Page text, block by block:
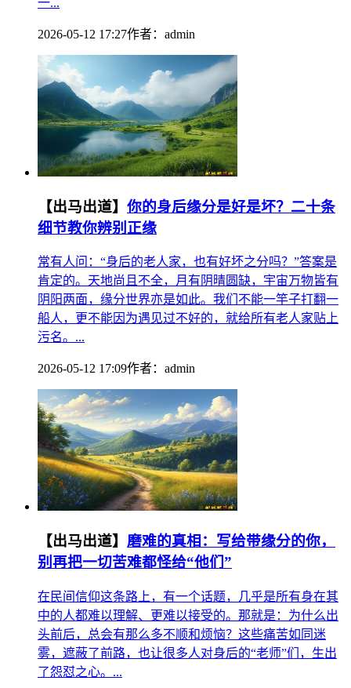
一...
2026-05-12 17:27作者： admin
【出马出道】 你的身后缘分是好是坏？二十条
细节教你辨别正缘
常有人问：“身后的老人家，也有好坏之分吗？”答案是
肯定的。天地尚且不全，月有阴晴圆缺，宇宙万物皆有
阴阳两面，缘分世界亦是如此。我们不能一竿子打翻一
船人，更不能因为遇见过不好的，就给所有老人家贴上
污名。...
2026-05-12 17:09作者： admin
【出马出道】 磨难的真相：写给带缘分的你，
别再把一切苦难都怪给“他们”
在民间信仰这条路上，有一个话题，几乎是所有身在其
中的人都难以理解、更难以接受的。那就是：为什么出
头前后，总会有那么多不顺和烦恼？这些痛苦如同迷
雾，遮蔽了前路，也让很多人对身后的“老师”们，生出
了怨怼之心。...